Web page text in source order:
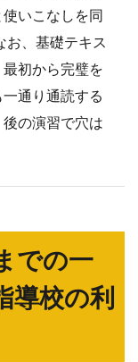
いこなしを同
お、基礎テキス
初から完璧を
通り通読する
の演習で穴は
での一
導校の利